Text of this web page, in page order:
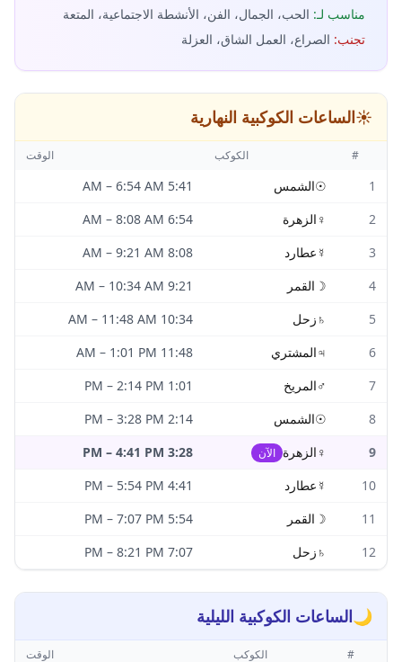
مناسب لـ: الحب، الجمال، الفن، الأنشطة الاجتماعية، المتعة
تجنب: الصراع، العمل الشاق، العزلة
☀️الساعات الكوكبية النهارية
# الكوكب الوقت
1
☉الشمس 5:41 AM
– 6:54 AM
2
♀ الزهرة 6:54 AM
– 8:08 AM
3
☿ عطارد 8:08 AM
– 9:21 AM
4
☽ القمر 9:21 AM
– 10:34 AM
5
♄ زحل 10:34 AM
– 11:48 AM
6
♃المشتري 11:48 AM
– 1:01 PM
7
♂المريخ 1:01 PM
– 2:14 PM
8
☉الشمس 2:14 PM
– 3:28 PM
9
♀ الزهرة الآن 3:28 PM
– 4:41 PM
10
☿ عطارد 4:41 PM
– 5:54 PM
11
☽ القمر 5:54 PM
– 7:07 PM
12
♄ زحل 7:07 PM
– 8:21 PM
🌙الساعات الكوكبية الليلية
# الكوكب الوقت